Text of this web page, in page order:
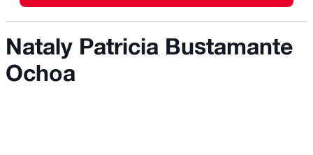
Nataly Patricia Bustamante
Ochoa